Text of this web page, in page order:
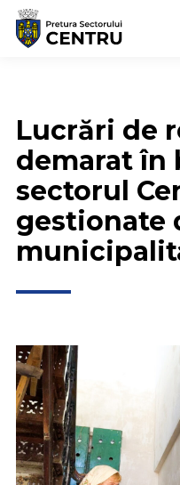
Lucrări de
demarat în
sectorul
gestionate